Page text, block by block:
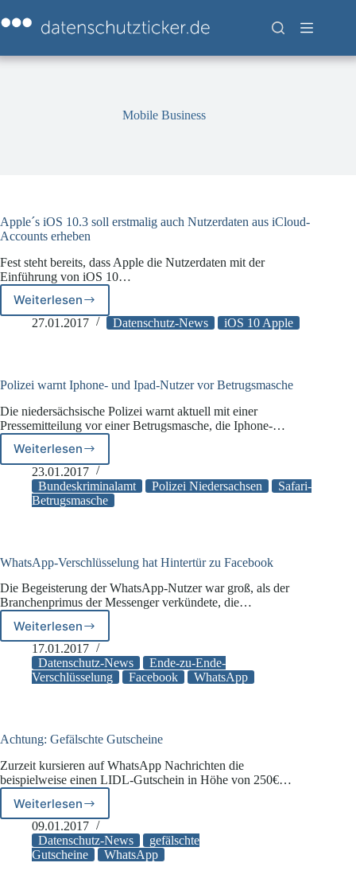
Inhalt
springen
Mobile Business
Apple´s iOS 10.3 soll erstmalig auch Nutzerdaten aus iCloud-
Accounts erheben
Fest steht bereits, dass Apple die Nutzerdaten mit der
Einführung von iOS 10…
Weiterlesen
Apple
´s
erstmalig
Nutzerdaten
aus
iCloud-
Accounts
erheben
27.01.2017 Datenschutz-News iOS 10 Apple
Polizei warnt Iphone- und Ipad-Nutzer vor Betrugsmasche
Die niedersächsische Polizei warnt aktuell mit einer
Pressemitteilung vor einer Betrugsmasche, die Iphone-…
Weiterlesen
Polizei
warnt
Iphone-
und
Betrugsmasche
23.01.2017
Bundeskriminalamt
Polizei Niedersachsen
Safari-
Betrugsmasche
WhatsApp-Verschlüsselung hat Hintertür zu Facebook
Die Begeisterung der WhatsApp-Nutzer war groß, als der
Branchenprimus der Messenger verkündete, die…
WeiterlesenWhatsApp-
Verschlüsselung
hat
Hintertür
17.01.2017
Datenschutz-News
Ende-zu-Ende-
Verschlüsselung
Facebook WhatsApp
Achtung: Gefälschte Gutscheine
Zurzeit kursieren auf WhatsApp Nachrichten die
beispielweise einen LIDL-Gutschein in Höhe von 250€…
Weiterlesen
Achtung:
Gefälschte
Gutscheine
09.01.2017
Datenschutz-News
gefälschte
Gutscheine
WhatsApp